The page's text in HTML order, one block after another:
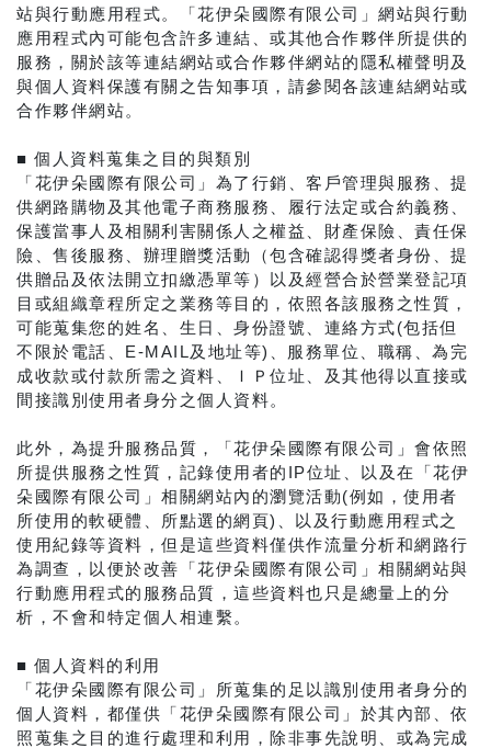
站與行動應用程式。「花伊朵國際有限公司」網站與行動
應用程式內可能包含許多連結、或其他合作夥伴所提供的
服務，關於該等連結網站或合作夥伴網站的隱私權聲明及
與個人資料保護有關之告知事項，請參閱各該連結網站或
合作夥伴網站。
■ 個人資料蒐集之目的與類別
「花伊朵國際有限公司」為了行銷、客戶管理與服務、提
供網路購物及其他電子商務服務、履行法定或合約義務、
保護當事人及相關利害關係人之權益、財產保險、責任保
險、售後服務、辦理贈獎活動（包含確認得獎者身份、提
供贈品及依法開立扣繳憑單等）以及經營合於營業登記項
目或組織章程所定之業務等目的，依照各該服務之性質，
可能蒐集您的姓名、生日、身份證號、連絡方式(包括但
不限於電話、E-MAIL及地址等)、服務單位、職稱、為完
成收款或付款所需之資料、ＩＰ位址、及其他得以直接或
間接識別使用者身分之個人資料。
此外，為提升服務品質，「花伊朵國際有限公司」會依照
所提供服務之性質，記錄使用者的IP位址、以及在「花伊
朵國際有限公司」相關網站內的瀏覽活動(例如，使用者
所使用的軟硬體、所點選的網頁)、以及行動應用程式之
使用紀錄等資料，但是這些資料僅供作流量分析和網路行
為調查，以便於改善「花伊朵國際有限公司」相關網站與
行動應用程式的服務品質，這些資料也只是總量上的分
析，不會和特定個人相連繫。
■ 個人資料的利用
「花伊朵國際有限公司」所蒐集的足以識別使用者身分的
個人資料，都僅供「花伊朵國際有限公司」於其內部、依
照蒐集之目的進行處理和利用，除非事先說明、或為完成